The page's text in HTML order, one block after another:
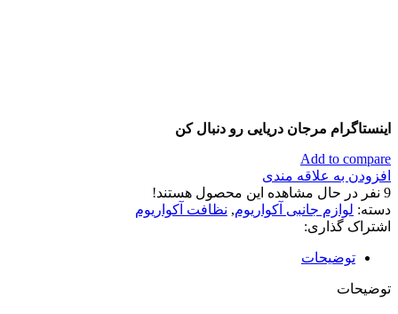
اینستاگرام مرجان دریایی رو دنبال کن
Add to compare
افزودن به علاقه مندی
9 نفر در حال مشاهده این محصول هستند!
دسته: لوازم جانبی آکواریوم, نظافت آکواریوم
اشتراک گذاری:
توضیحات
توضیحات